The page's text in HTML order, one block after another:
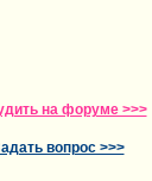
на форуме >>>
вопрос >>>